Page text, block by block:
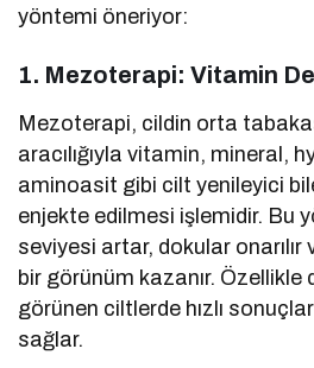
yöntemi öneriyor:
1. Mezoterapi: Vitamin
Mezoterapi, cildin orta
aracılığıyla vitamin, mineral,
aminoasit gibi cilt yenileyici
enjekte edilmesi işlemidir. Bu
seviyesi artar, dokular onarılır
bir görünüm kazanır. Özellikle
görünen ciltlerde hızlı
sağlar.